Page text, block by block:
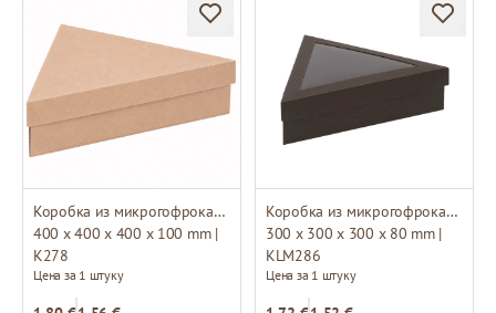
Коробка из микрогофрокартона
400 x 400 x 400 x 100 mm |
K278
Цена за 1 штуку
Коробка из микрогофрокартона
300 x 300 x 300 x 80 mm |
KLM286
Цена за 1 штуку